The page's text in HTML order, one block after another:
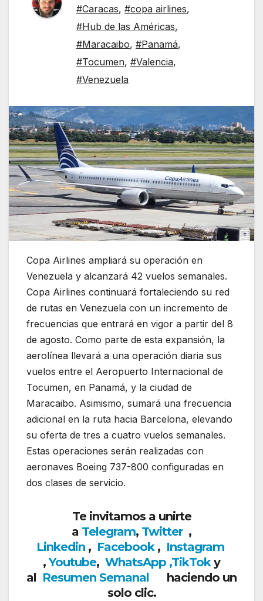
#Caracas, #copa airlines,
#Hub de las Américas,
#Maracaibo, #Panamá,
#Tocumen, #Valencia,
#Venezuela
Copa Airlines ampliará su operación en
Venezuela y alcanzará 42 vuelos semanales.
Copa Airlines continuará fortaleciendo su red
de rutas en Venezuela con un incremento de
frecuencias que entrará en vigor a partir del 8
de agosto. Como parte de esta expansión, la
aerolínea llevará a una operación diaria sus
vuelos entre el Aeropuerto Internacional de
Tocumen, en Panamá, y la ciudad de
Maracaibo. Asimismo, sumará una frecuencia
adicional en la ruta hacia Barcelona, elevando
su oferta de tres a cuatro vuelos semanales.
Estas operaciones serán realizadas con
aeronaves Boeing 737-800 configuradas en
dos clases de servicio.
Te invitamos a unirte
a Telegram, Twitter ,
Linkedin, Facebook, Instagram
,Youtube, WhatsApp ,TikToky
al Resumen Semanal haciendo un
solo clic.